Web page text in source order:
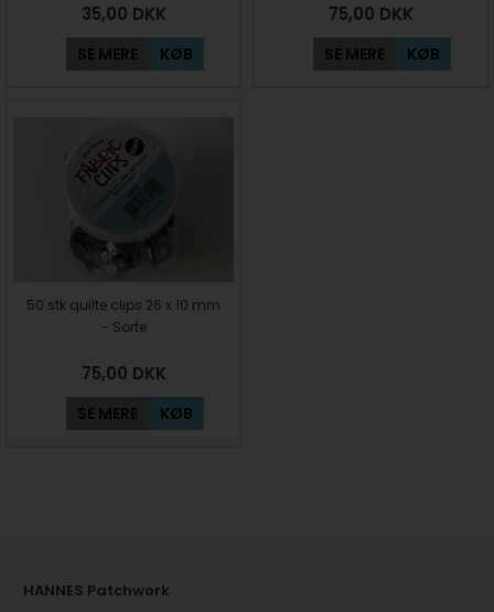
35,00 DKK
SE MERE KØB
75,00 DKK
SE MERE KØB
50 stk quilte clips 26 x 10 mm
- Sorte
75,00 DKK
SE MERE KØB
HANNES Patchwork